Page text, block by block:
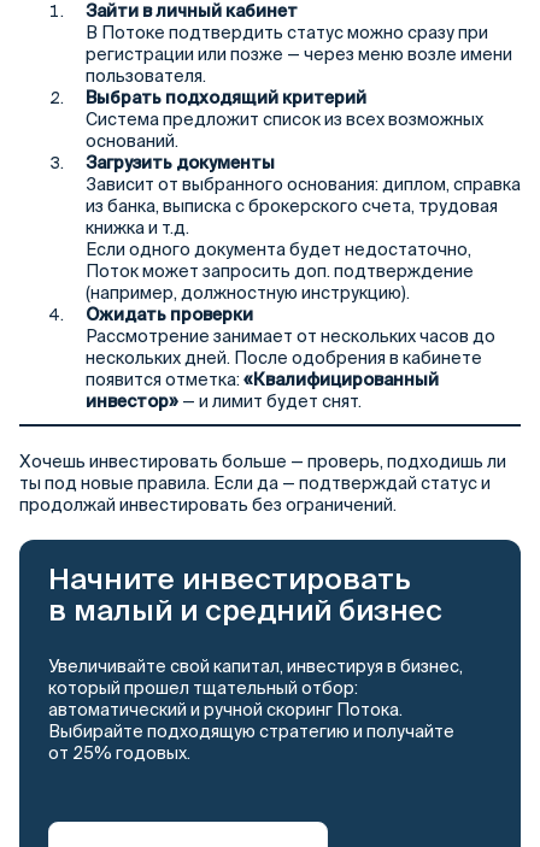
Зайти в личный кабинет
В Потоке подтвердить статус можно сразу при
регистрации или позже — через меню возле имени
пользователя.
Выбрать подходящий критерий
Система предложит список из всех возможных
оснований.
Загрузить документы
Зависит от выбранного основания: диплом, справка
из банка, выписка с брокерского счета, трудовая
книжка и т.д.
Если одного документа будет недостаточно,
Поток может запросить доп. подтверждение
(например, должностную инструкцию).
Ожидать проверки
Рассмотрение занимает от нескольких часов до
нескольких дней. После одобрения в кабинете
появится отметка: «Квалифицированный
инвестор» — и лимит будет снят.
Хочешь инвестировать больше — проверь, подходишь ли
ты под новые правила. Если да — подтверждай статус и
продолжай инвестировать без ограничений.
Начните инвестировать
в малый и средний бизнес
Увеличивайте свой капитал, инвестируя в бизнес,
который прошел тщательный отбор:
автоматический и ручной скоринг Потока.
Выбирайте подходящую стратегию и получайте
от 25% годовых.